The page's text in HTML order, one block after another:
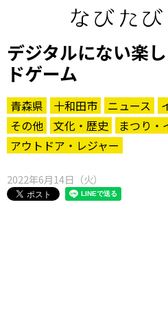
デジタルにない楽
ドゲーム
青森県 十和田市 ニュース
その他
文化・歴史
まつり・
アウトドア・レジャー
2022年6月14日（火）
知る一覧
世界遺産
文化・歴史
パワースポット
ミステリー